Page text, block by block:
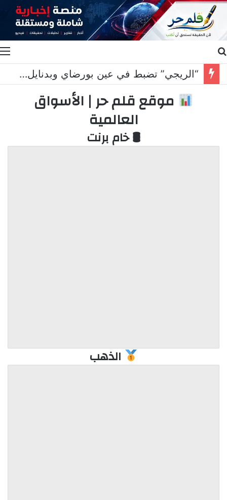
“الريجي” تضبط في عين بورضاي وبدنايل والفرزل مصنوعات تبغية مهرّبة ومزوّرة
موقع قلم حر | الأسواق
العالمية
🛢 خام برنت
الذهب